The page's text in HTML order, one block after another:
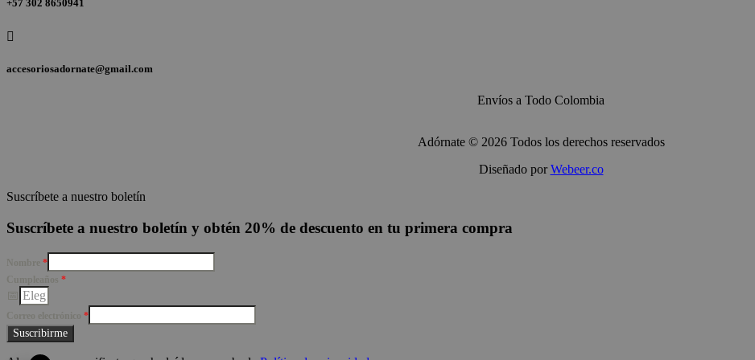
+57 302 8650941

accesoriosadornate@gmail.com
Envíos a Todo Colombia
Adórnate © 2026 Todos los derechos reservados
Diseñado porWebeer.co
Suscríbete a nuestro boletín
Suscríbete a nuestro boletín y obtén 20% de descuento en tu primera compra
Nombre *
Cumpleaños *
Correo electrónico *
Suscribirme